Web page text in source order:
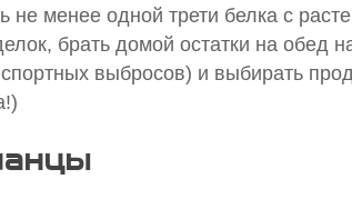
не менее одной трети белка с
брать домой остатки на обед
выбросов) и выбирать